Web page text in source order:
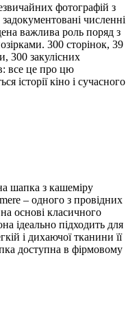
фотографій з
численні
важлива роль поряд з
300 сторінок, 39
300 закулісних
все це про цю
історії кіно і сучасного
шапка з кашеміру
– одного з провідних
основі класичного
ідеально підходить для
і дихаючої тканини її
доступна в фірмовому